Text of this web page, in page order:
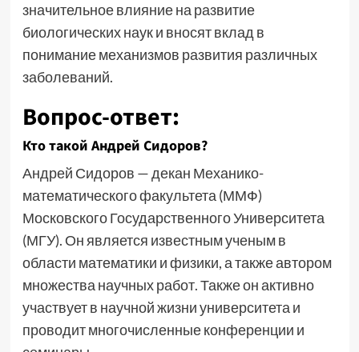
значительное влияние на развитие
биологических наук и вносят вклад в
понимание механизмов развития различных
заболеваний.
Вопрос-ответ:
Кто такой Андрей Сидоров?
Андрей Сидоров — декан Механико-
математического факультета (ММФ)
Московского Государственного Университета
(МГУ). Он является известным ученым в
области математики и физики, а также автором
множества научных работ. Также он активно
участвует в научной жизни университета и
проводит многочисленные конференции и